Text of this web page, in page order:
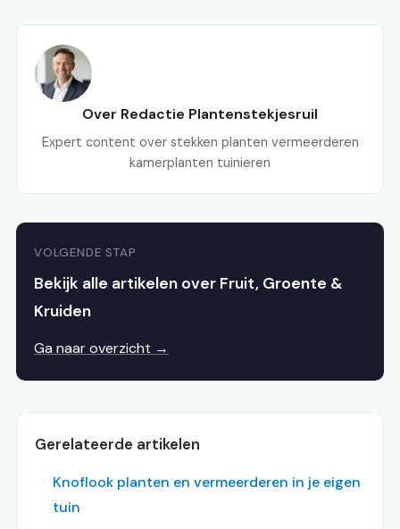
Over Redactie Plantenstekjesruil
Expert content over stekken planten vermeerderen
kamerplanten tuinieren
VOLGENDE STAP
Bekijk alle artikelen over Fruit, Groente &
Kruiden
Ga naar overzicht →
Gerelateerde artikelen
Knoflook planten en vermeerderen in je eigen
tuin